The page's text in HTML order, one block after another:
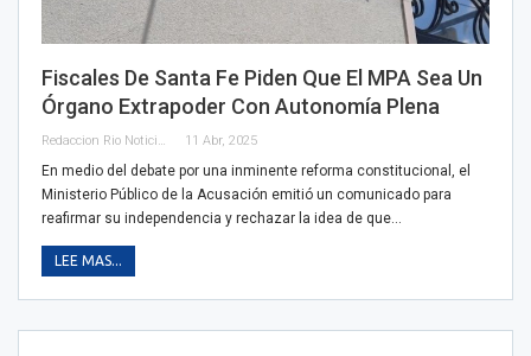
Fiscales De Santa Fe Piden Que El MPA Sea Un
Órgano Extrapoder Con Autonomía Plena
11 Abr, 2025
En medio del debate por una inminente reforma constitucional, el
Ministerio Público de la Acusación emitió un comunicado para
reafirmar su independencia y rechazar la idea de que…
LEE MAS...